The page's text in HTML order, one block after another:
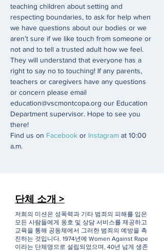
teaching children about setting and
respecting boundaries, to ask for help when
we have questions about our bodies or we
aren’t sure if we like touch from someone or
not and to tell a trusted adult how we feel.
They will understand that everyone has a
right to say no to touching! If any parents,
teachers or caregivers have any questions
or concern please email
education@vscmontcopa.org our Education
Department supervisor. Hope to see you
there!
Find us on Facebook or Instagram at 10:00
a.m.
단체 소개 >
저희의 미션은 성폭력과 기타 범죄의 피해를 입은
모든 사람들에게 옹호 및 상담 서비스를 제공하고
교육을 통해 공동체에서 그러한 범죄의 예방을 촉
진하는 것입니다. 1974년에 Women Against Rape
이라는 단체명으로 설립되었으며, 40년 넘게 생존